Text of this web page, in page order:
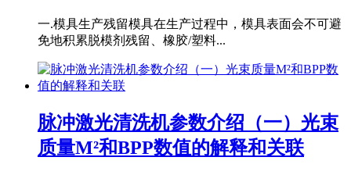
一.模具生产残留模具在生产过程中，模具表面会不可避
免地积累脱模剂残留、橡胶/塑料...
脉冲激光清洗机参数介绍（一）光束
质量M²和BPP数值的解释和关联